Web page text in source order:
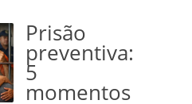
Prisão
preventiva:
5
momentos